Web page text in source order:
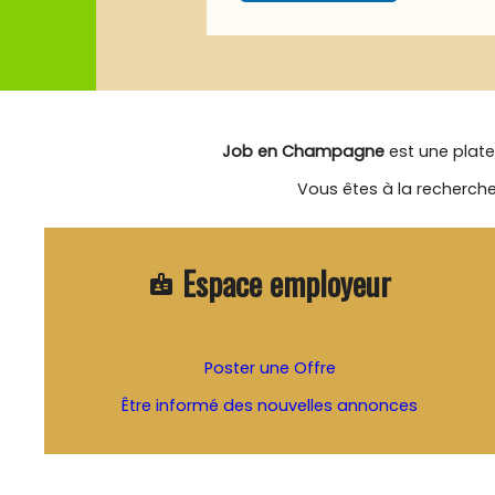
Job en Champagne est une
Vous êtes à la
badge Espace employeur
Poster une Offre
Être informé des nouvelles annonces